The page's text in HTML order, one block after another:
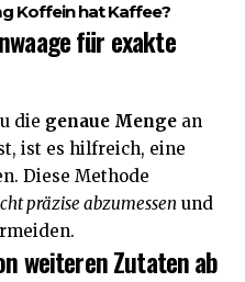
Koffein hat Kaffee?
für exakte
die genaue Menge an
ist es hilfreich, eine
Diese Methode
präzise abzumessen und
weiteren Zutaten ab